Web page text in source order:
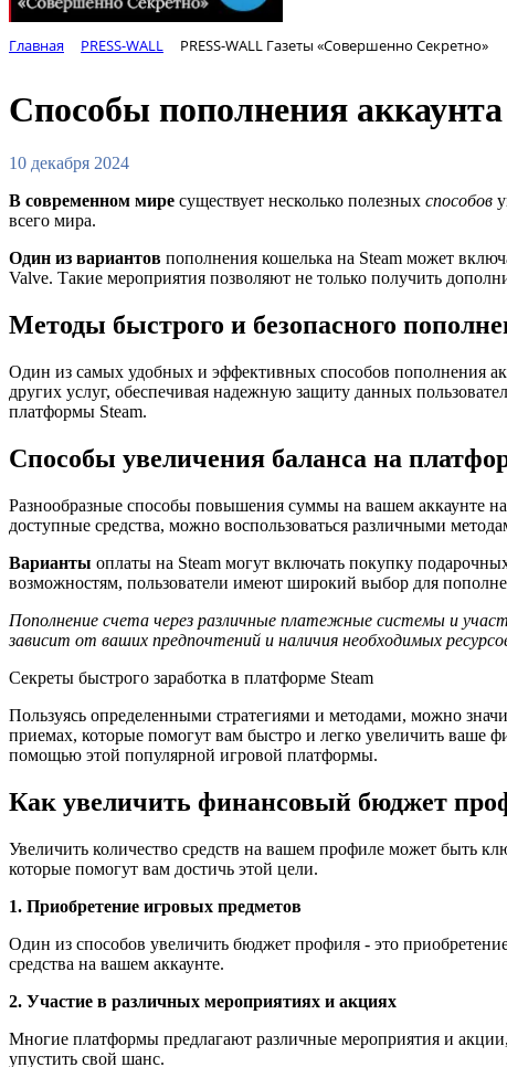
Главная PRESS-WALL PRESS-WALL Газеты «Совершенно Секретно»
Способы пополнения
10 декабря 2024
В современном мире существует несколько полезных способов
всего мира.
Один из вариантов пополнения кошелька на Steam может
Valve. Такие мероприятия позволяют не только получить
Методы быстрого и безопасного
Один из самых удобных и эффективных способов пополнения
других услуг, обеспечивая надежную защиту данных
платформы Steam.
Способы увеличения баланса на
Разнообразные способы повышения суммы на вашем аккаунте
доступные средства, можно воспользоваться различными
Варианты оплаты на Steam могут включать покупку
возможностям, пользователи имеют широкий выбор для
Пополнение счета через различные платежные системы и
зависит от ваших предпочтений и наличия необходимых
Секреты быстрого заработка в платформе Steam
Пользуясь определенными стратегиями и методами, можно
приемах, которые помогут вам быстро и легко увеличить ваше
помощью этой популярной игровой платформы.
Как увеличить финансовый бюджет
Увеличить количество средств на вашем профиле может быть
которые помогут вам достичь этой цели.
1. Приобретение игровых предметов
Один из способов увеличить бюджет профиля - это
средства на вашем аккаунте.
2. Участие в различных мероприятиях и акциях
Многие платформы предлагают различные мероприятия и
упустить свой шанс.